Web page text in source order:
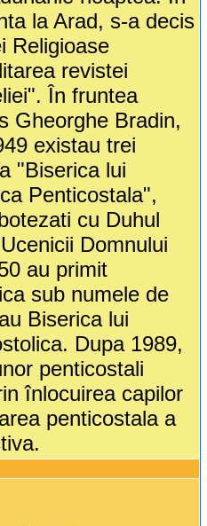
la Arad, s-a decis
Religioase
revistei
În fruntea
Gheorghe Bradin,
existau trei
"Biserica lui
Penticostala",
cu Duhul
Domnului
au primit
sub numele de
Biserica lui
Dupa 1989,
penticostali
înlocuirea capilor
penticostala a